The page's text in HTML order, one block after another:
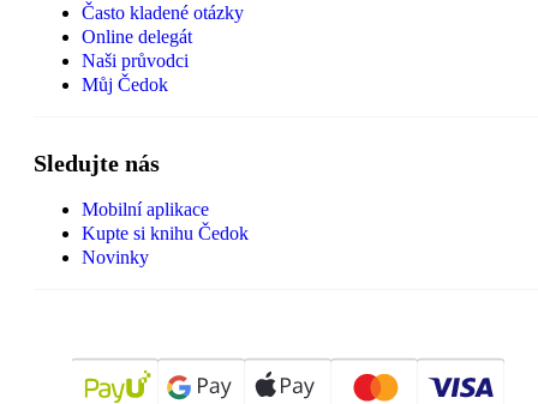
Často kladené otázky
Online delegát
Naši průvodci
Můj Čedok
Sledujte nás
Mobilní aplikace
Kupte si knihu Čedok
Novinky